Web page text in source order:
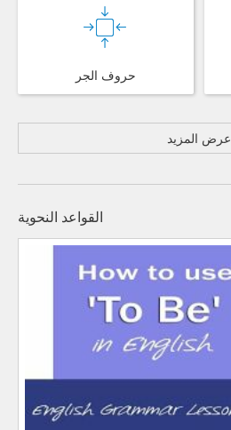
حروف الجر
عرض المزيد
القواعد النحوية